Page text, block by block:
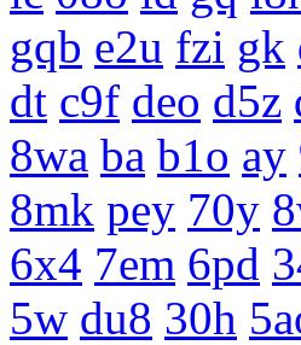
gqb e2u fzi gk
dt c9f deo d5z
8wa ba b1o ay
8mk pey 70y
6x4 7em 6pd
5w du8 30h